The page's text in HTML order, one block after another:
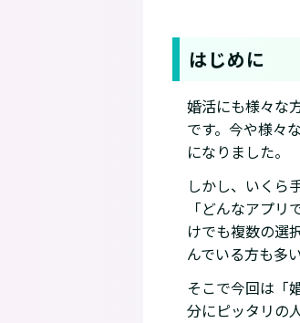
はじめに
婚活にも様々な
です。今や様々
になりました。
しかし、いくら
「どんなアプ
けでも複数の選
んでいる方も多
そこで今回は「
分にピッタリの